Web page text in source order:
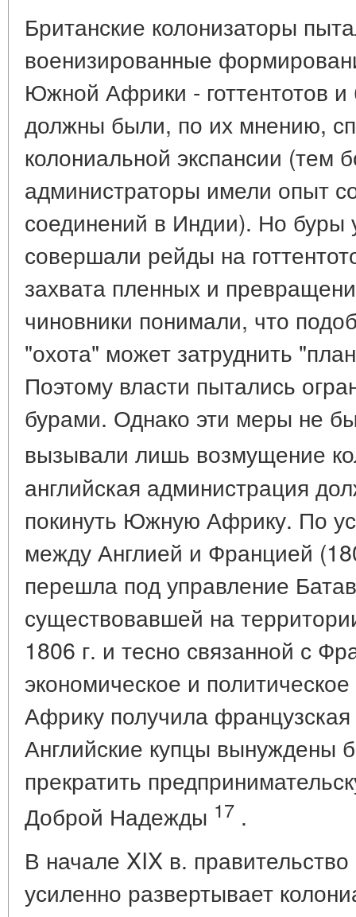
Британские колонизаторы
военизированные
Южной Африки - готтентотов
должны были, по их мнению,
колониальной экспансии (тем
администраторы имели опыт
соединений в Индии). Но буры
совершали рейды на
захвата пленных и
чиновники понимали, что
"охота" может затруднить
Поэтому власти пытались
бурами. Однако эти меры не
вызывали лишь возмущение
английская администрация
покинуть Южную Африку. По
между Англией и Францией
перешла под управление
существовавшей на
1806 г. и тесно связанной с
экономическое и
Африку получила
Английские купцы вынуждены
прекратить
Доброй Надежды 17 .
В начале XIX в.
усиленно развертывает